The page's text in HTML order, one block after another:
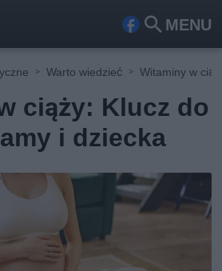
MENU
Fa
ceb
ook
Szu
kaj
Warto wiedzieć Witaminy w
ciąży: Klucz do
i dziecka